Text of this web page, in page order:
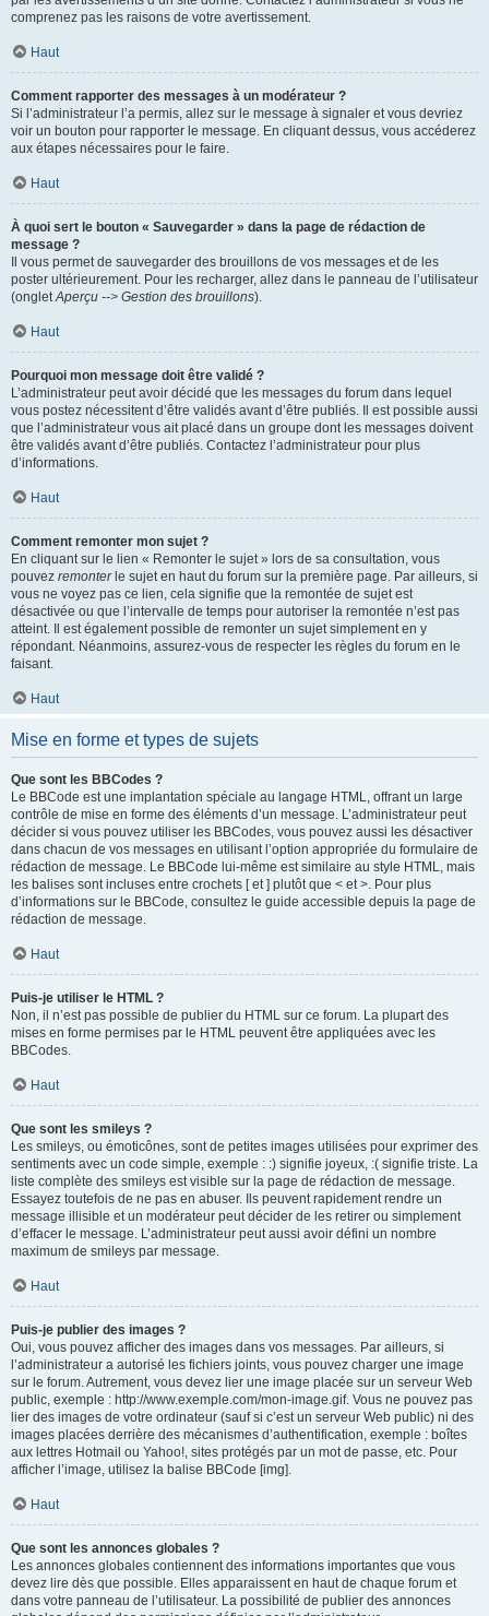
comprenez pas les raisons de votre avertissement.
Haut
Comment rapporter des messages à un modérateur ?
Si l’administrateur l’a permis, allez sur le message à signaler et vous devriez
voir un bouton pour rapporter le message. En cliquant dessus, vous accéderez
aux étapes nécessaires pour le faire.
Haut
À quoi sert le bouton « Sauvegarder » dans la page de rédaction de
message ?
Il vous permet de sauvegarder des brouillons de vos messages et de les
poster ultérieurement. Pour les recharger, allez dans le panneau de l’utilisateur
(ongletAperçu --> Gestion des brouillons).
Haut
Pourquoi mon message doit être validé ?
L’administrateur peut avoir décidé que les messages du forum dans lequel
vous postez nécessitent d’être validés avant d’être publiés. Il est possible aussi
que l’administrateur vous ait placé dans un groupe dont les messages doivent
être validés avant d’être publiés. Contactez l’administrateur pour plus
d’informations.
Haut
Comment remonter mon sujet ?
En cliquant sur le lien « Remonter le sujet » lors de sa consultation, vous
pouvez remonterle sujet en haut du forum sur la première page. Par ailleurs, si
vous ne voyez pas ce lien, cela signifie que la remontée de sujet est
désactivée ou que l’intervalle de temps pour autoriser la remontée n’est pas
atteint. Il est également possible de remonter un sujet simplement en y
répondant. Néanmoins, assurez-vous de respecter les règles du forum en le
faisant.
Haut
Mise en forme et types de sujets
Que sont les BBCodes ?
Le BBCode est une implantation spéciale au langage HTML, offrant un large
contrôle de mise en forme des éléments d’un message. L’administrateur peut
décider si vous pouvez utiliser les BBCodes, vous pouvez aussi les désactiver
dans chacun de vos messages en utilisant l’option appropriée du formulaire de
rédaction de message. Le BBCode lui-même est similaire au style HTML, mais
les balises sont incluses entre crochets [ et ] plutôt que < et >. Pour plus
d’informations sur le BBCode, consultez le guide accessible depuis la page de
rédaction de message.
Haut
Puis-je utiliser le HTML ?
Non, il n’est pas possible de publier du HTML sur ce forum. La plupart des
mises en forme permises par le HTML peuvent être appliquées avec les
BBCodes.
Haut
Que sont les smileys ?
Les smileys, ou émoticônes, sont de petites images utilisées pour exprimer des
sentiments avec un code simple, exemple : :) signifie joyeux, :( signifie triste. La
liste complète des smileys est visible sur la page de rédaction de message.
Essayez toutefois de ne pas en abuser. Ils peuvent rapidement rendre un
message illisible et un modérateur peut décider de les retirer ou simplement
d’effacer le message. L’administrateur peut aussi avoir défini un nombre
maximum de smileys par message.
Haut
Puis-je publier des images ?
Oui, vous pouvez afficher des images dans vos messages. Par ailleurs, si
l’administrateur a autorisé les fichiers joints, vous pouvez charger une image
sur le forum. Autrement, vous devez lier une image placée sur un serveur Web
public, exemple : http://www.exemple.com/mon-image.gif. Vous ne pouvez pas
lier des images de votre ordinateur (sauf si c’est un serveur Web public) ni des
images placées derrière des mécanismes d’authentification, exemple : boîtes
aux lettres Hotmail ou Yahoo!, sites protégés par un mot de passe, etc. Pour
afficher l’image, utilisez la balise BBCode [img].
Haut
Que sont les annonces globales ?
Les annonces globales contiennent des informations importantes que vous
devez lire dès que possible. Elles apparaissent en haut de chaque forum et
dans votre panneau de l’utilisateur. La possibilité de publier des annonces